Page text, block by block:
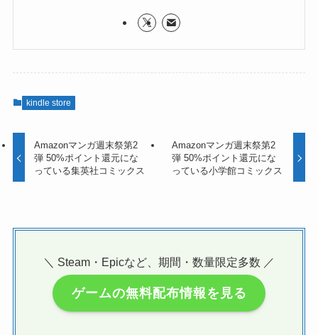
kindle store
Amazonマンガ週末祭第2
弾 50%ポイント還元にな
っている集英社コミックス
Amazonマンガ週末祭第2
弾 50%ポイント還元にな
っている小学館コミックス
＼ Steam・Epicなど、期間・数量限定多数 ／
ゲームの無料配布情報を見る